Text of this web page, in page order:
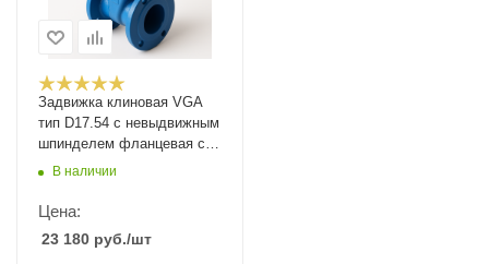
Задвижка клиновая VGA
тип D17.54 с невыдвижным
шпинделем фланцевая с
указателем положения
В наличии
Цена:
23 180 руб./шт